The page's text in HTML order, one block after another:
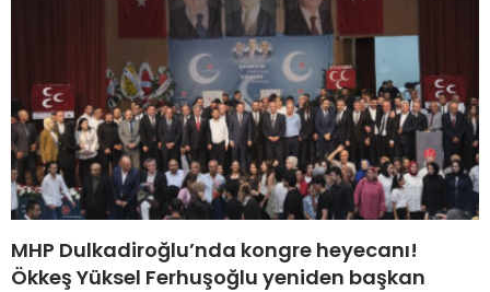
MHP Dulkadiroğlu’nda kongre heyecanı!
Ökkeş Yüksel Ferhuşoğlu yeniden başkan